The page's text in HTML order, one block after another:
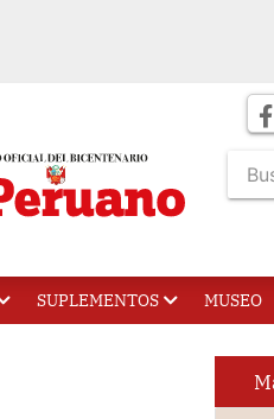
SUPLEMENTOS MUSEO